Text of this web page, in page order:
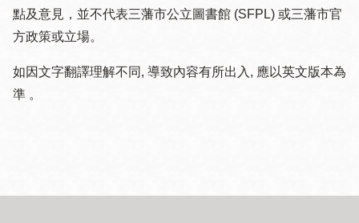
點及意見，並不代表三藩市公立圖書館 (SFPL) 或三藩市官
方政策或立場。
如因文字翻譯理解不同, 導致內容有所出入, 應以英文版本為
準 。